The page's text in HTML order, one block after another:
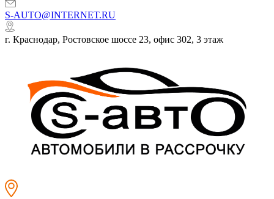
S-AUTO@INTERNET.RU
г. Краснодар, Ростовское шоссе 23, офис 302, 3 этаж